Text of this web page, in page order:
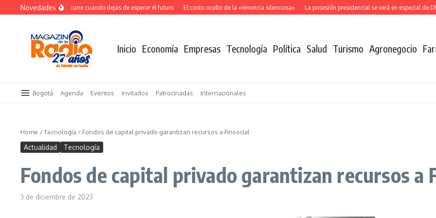
Saltar al contenido
Novedades
El verdadero salto ocurre cuando dejas de esperar el futuro El costo oculto de la «renuncia silenciosa» La posesión presidencial se verá en especial de
Inicio Economía Empresas Tecnología Política Salud Turismo Agronegocio
Bogotá Agenda Eventos Invitados Patrocinadas Internacionales
Home /Tecnología / Fondos de capital privado garantizan recursos a Finsocial
Actualidad Tecnología
Fondos de capital privado garantizan recursos a
3 de diciembre de 2023